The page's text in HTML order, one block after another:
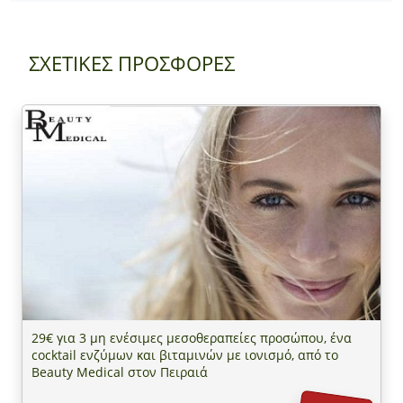
ΣΧΕΤΙΚΕΣ ΠΡΟΣΦΟΡΕΣ
29€ για 3 μη ενέσιμες μεσοθεραπείες προσώπου, ένα
cocktail ενζύμων και βιταμινών με ιονισμό, από το
Beauty Medical στον Πειραιά